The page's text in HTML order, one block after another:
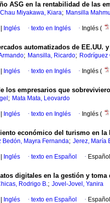
ASG en la rentabilidad de las
Chau Miyakawa, Kiara; Mansilla
Inglés · texto en Inglés · Inglés (
automatizados de EE.UU.
; Mansilla, Ricardo; Rodríguez
Inglés · texto en Inglés · Inglés (
los empresarios que
; Mata Mata, Leovardo
Inglés · texto en Inglés · Inglés (
económico del turismo en
Bedón, Mayra Fernanda; Jerez, María
Inglés · texto en Español ·
digitales en la gestión y
Rodrigo B.; Jovel-Jovel, Yanira
Inglés · texto en Español ·